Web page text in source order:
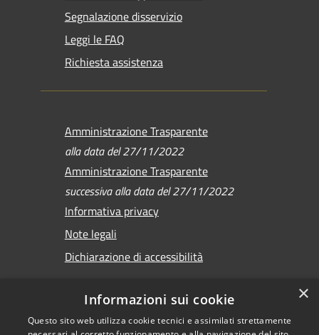
Segnalazione disservizio
Leggi le FAQ
Richiesta assistenza
Amministrazione Trasparente
alla data del 27/11/2022
Amministrazione Trasparente
successiva alla data del 27/11/2022
Informativa privacy
Note legali
Dichiarazione di accessibilità
RSS Copyright © 2026 •
×
Informazioni sui cookie
Questo sito web utilizza cookie tecnici e assimilati strettamente